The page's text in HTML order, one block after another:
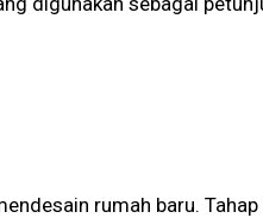
rumah baru.